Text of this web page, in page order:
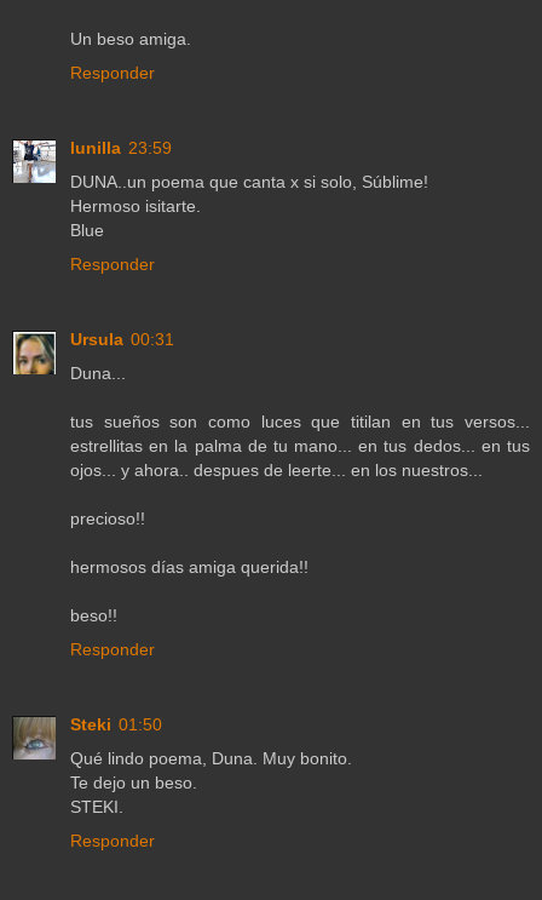
Un beso amiga.
Responder
lunilla 23:59
DUNA..un poema que canta x si solo, Súblime!
Hermoso isitarte.
Blue
Responder
Ursula 00:31
Duna...
tus sueños son como luces que titilan en tus versos...
estrellitas en la palma de tu mano... en tus dedos... en tus
ojos... y ahora.. despues de leerte... en los nuestros...
precioso!!
hermosos días amiga querida!!
beso!!
Responder
Steki 01:50
Qué lindo poema, Duna. Muy bonito.
Te dejo un beso.
STEKI.
Responder